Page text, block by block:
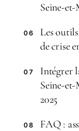
Seine-
06
Les
de crise
07
Intégrer
Seine-
2025
08
FAQ :